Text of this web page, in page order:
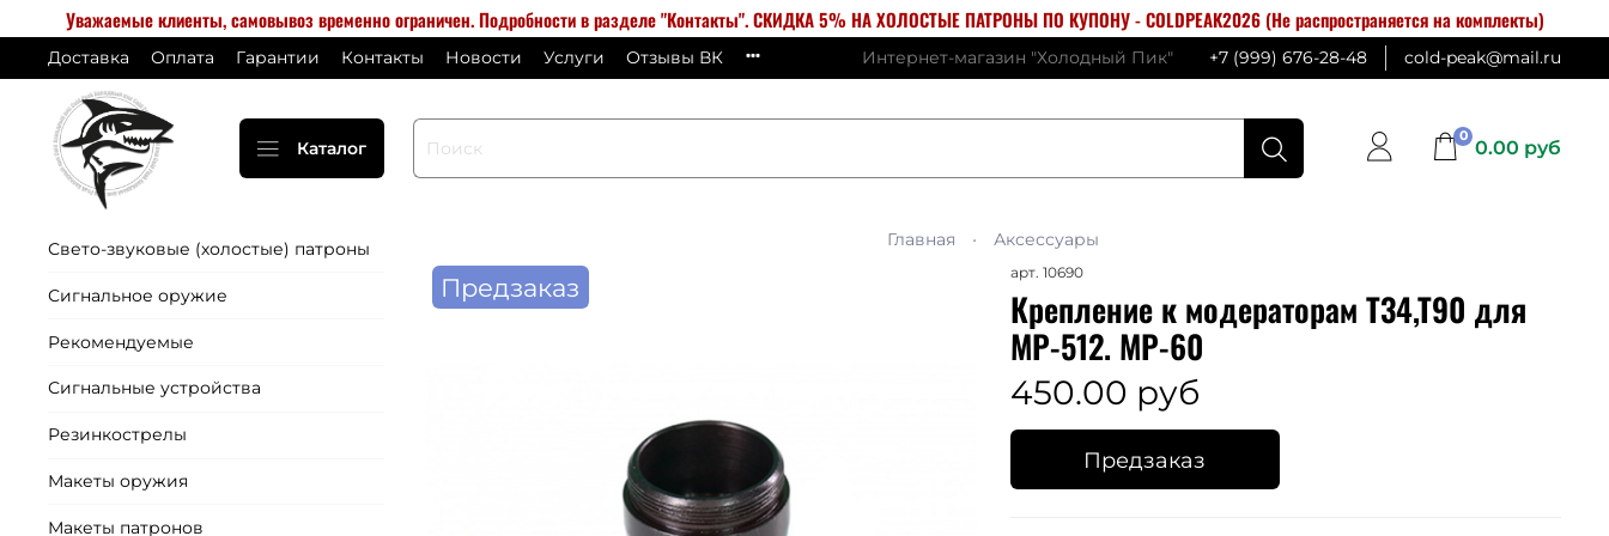
Уважаемые клиенты, самовывоз временно ограничен. Подробности в разделе "Контакты". СКИДКА 5% НА ХОЛОСТЫЕ ПАТРОНЫ ПО КУПОНУ - COLDPEAK2026 (Не распространяется на комплекты)
Доставка Оплата Гарантии Контакты Новости Услуги Отзывы ВК Интернет-магазин "Холодный Пик" +7 (999) 676-28-48 cold-peak@mail.ru
Каталог
0 0.00 руб
Главная Аксессуары
Предзаказ арт. 10690
Крепление к модераторам T34,T90 для
МР-512. МР-60
450.00 руб
Предзаказ
Свето-звуковые (холостые) патроны
Сигнальное оружие
Рекомендуемые
Сигнальные устройства
Резинкострелы
Макеты оружия
Макеты патронов